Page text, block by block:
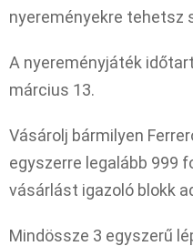
nyereményekre tehetsz
A nyereményjáték
március 13.
Vásárolj bármilyen
egyszerre legalább 999
vásárlást igazoló blokk
Mindössze 3 egyszerű